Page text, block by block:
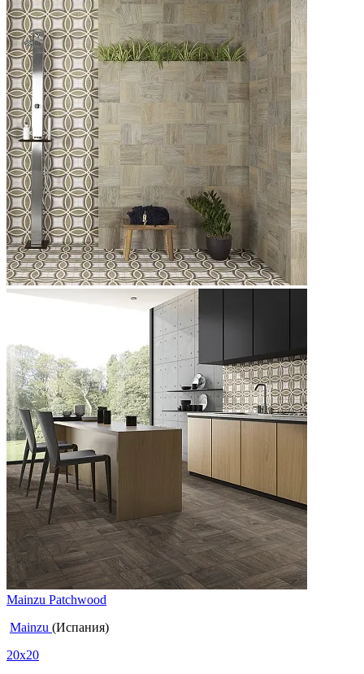
Mainzu Patchwood
Mainzu (Испания)
20x20